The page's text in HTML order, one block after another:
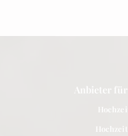
Anbieter